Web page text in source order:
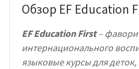
Обзор EF Education
EF Education First–
интернационального
языковые курсы для